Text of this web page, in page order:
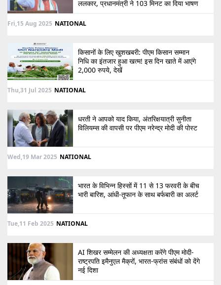
ललकार, प्रधानमंत्री ने 103 मिनट का दिया भाषण
Fri,15 Aug 2025 NATIONAL
किसानों के लिए खुशखबरी: पीएम किसान सम्मान
निधि का इंतजार हुआ खत्म! इस दिन खाते में आएंगे
2,000 रुपये, देखें
Thu,31 Jul 2025 NATIONAL
धरती ने आपको याद किया, अंतरिक्षयात्री सुनीता
विलियम्स की वापसी पर पीएम नरेन्द्र मोदी की पोस्ट
Wed,19 Mar 2025 NATIONAL
भारत के विभिन्न हिस्सों में 11 से 13 फरवरी के बीच
भारी बारिश, आंधी-तूफान के साथ बर्फबारी का अलर्ट
Tue,11 Feb 2025 NATIONAL
AI शिखर सम्मेलन की अध्यक्षता करेंगे पीएम मोदी-
राष्ट्रपति इमैनुएल मैक्रों, भारत-फ्रांस संबंधों को देंगे
नई दिशा